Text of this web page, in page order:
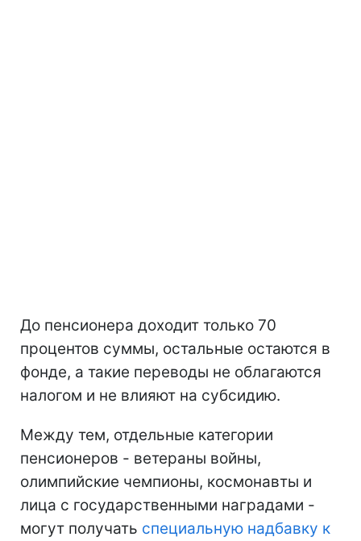
До пенсионера доходит только 70
процентов суммы, остальные остаются в
фонде, а такие переводы не облагаются
налогом и не влияют на субсидию.
Между тем, отдельные категории
пенсионеров - ветераны войны,
олимпийские чемпионы, космонавты и
лица с государственными наградами -
могут получать специальную надбавку к